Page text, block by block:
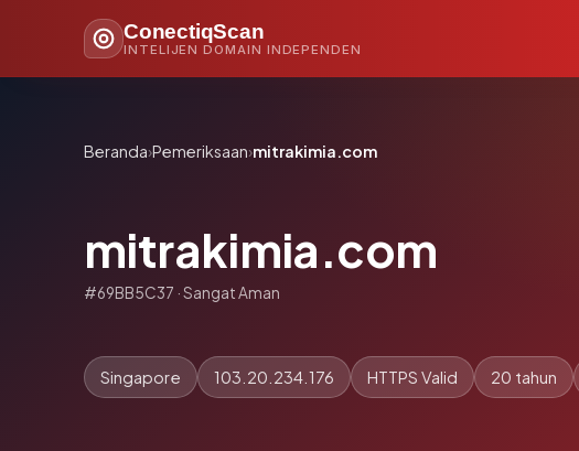
ConectiqScan
INTELIJEN DOMAIN INDEPENDEN
Beranda›Pemeriksaan›mitrakimia.com
mitrakimia.com
#69BB5C37 · Sangat Aman
Singapore 103.20.234.176 HTTPS Valid 20 tahun